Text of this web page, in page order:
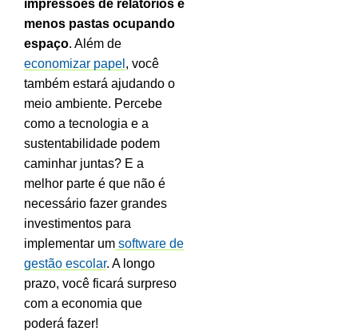
impressões de relatórios e
menos pastas ocupando
espaço. Além de
economizar papel , você
também estará ajudando o
meio ambiente. Percebe
como a tecnologia e a
sustentabilidade podem
caminhar juntas? E a
melhor parte é que não é
necessário fazer grandes
investimentos para
implementar um software de
gestão escolar. A longo
prazo, você ficará surpreso
com a economia que
poderá fazer!